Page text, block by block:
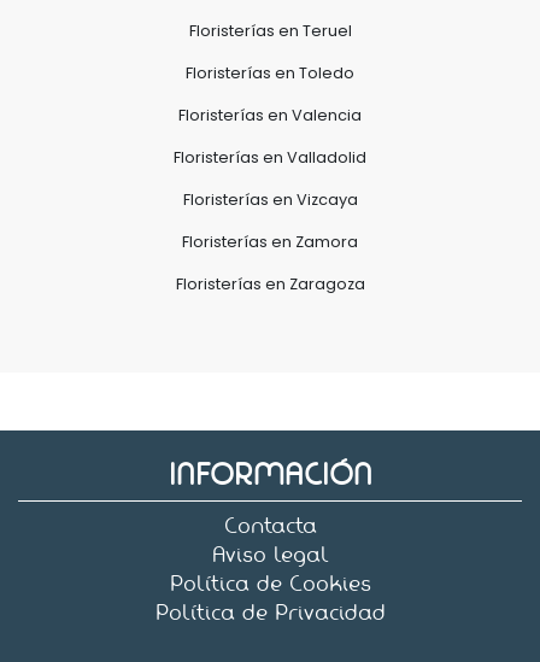
Floristerías en Teruel
Floristerías en Toledo
Floristerías en Valencia
Floristerías en Valladolid
Floristerías en Vizcaya
Floristerías en Zamora
Floristerías en Zaragoza
INFORMACIÓN
Contacta
Aviso legal
Política de Cookies
Política de Privacidad